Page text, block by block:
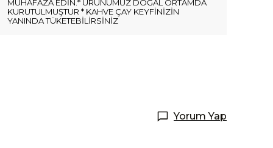
MUHAFAZA EDİN.* ÜRÜNÜMÜZ DOĞAL ORTAMDA
KURUTULMUŞTUR * KAHVE ÇAY KEYFİNİZİN
YANINDA TÜKETEBİLİRSİNİZ
Yorum Yap